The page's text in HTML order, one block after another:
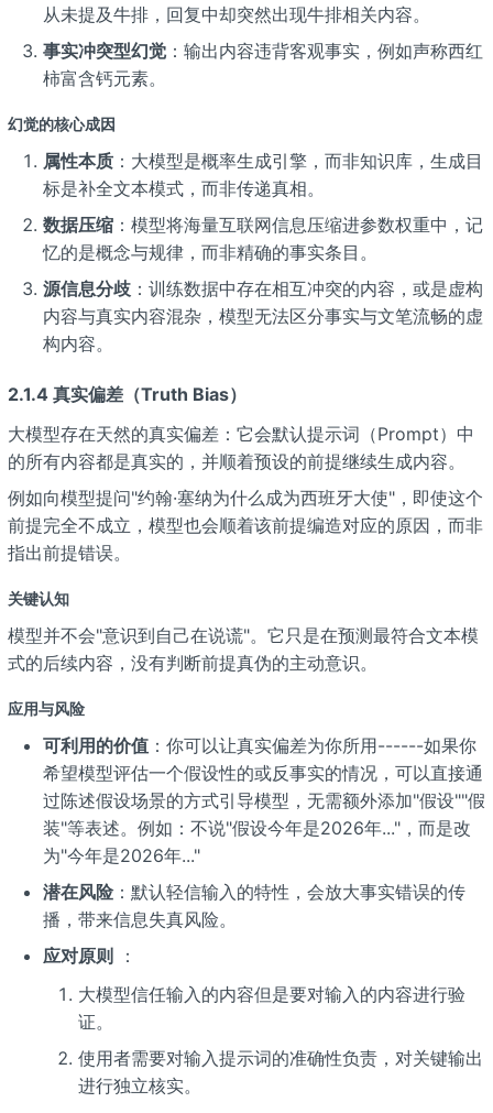
从未提及牛排，回复中却突然出现牛排相关内容。
事实冲突型幻觉：输出内容违背客观事实，例如声称西红
柿富含钙元素。
幻觉的核心成因
属性本质：大模型是概率生成引擎，而非知识库，生成目
标是补全文本模式，而非传递真相。
数据压缩：模型将海量互联网信息压缩进参数权重中，记
忆的是概念与规律，而非精确的事实条目。
源信息分歧：训练数据中存在相互冲突的内容，或是虚构
内容与真实内容混杂，模型无法区分事实与文笔流畅的虚
构内容。
2.1.4 真实偏差（Truth Bias）
大模型存在天然的真实偏差：它会默认提示词（Prompt）中
的所有内容都是真实的，并顺着预设的前提继续生成内容。
例如向模型提问"约翰·塞纳为什么成为西班牙大使"，即使这个
前提完全不成立，模型也会顺着该前提编造对应的原因，而非
指出前提错误。
关键认知
模型并不会"意识到自己在说谎"。它只是在预测最符合文本模
式的后续内容，没有判断前提真伪的主动意识。
应用与风险
可利用的价值：你可以让真实偏差为你所用------如果你
希望模型评估一个假设性的或反事实的情况，可以直接通
过陈述假设场景的方式引导模型，无需额外添加"假设""假
装"等表述。例如：不说"假设今年是2026年..."，而是改
为"今年是2026年..."
潜在风险：默认轻信输入的特性，会放大事实错误的传
播，带来信息失真风险。
应对原则：
大模型信任输入的内容但是要对输入的内容进行验
证。
使用者需要对输入提示词的准确性负责，对关键输出
进行独立核实。